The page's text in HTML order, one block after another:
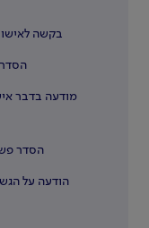
בקשה לאישור
הסדר
מודעה בדבר
הסדר
הודעה על